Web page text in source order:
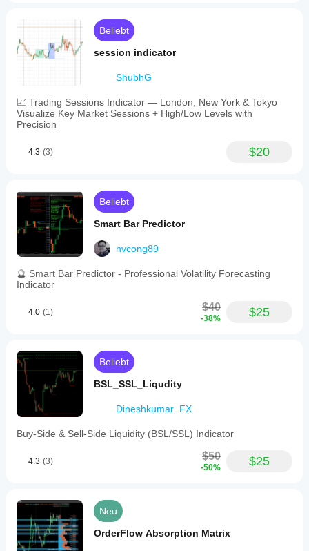
Beliebt
session indicator
ShubhG
📈 Trading Sessions Indicator — London, New York & Tokyo
Visualize Key Market Sessions + High/Low Levels with
Precision
4.3 (3) $20
Beliebt
Smart Bar Predictor
nvcong89
🔮 Smart Bar Predictor - Professional Volatility Forecasting
Indicator
4.0 (1) $40
-38% $25
Beliebt
BSL_SSL_Liqudity
Dineshkumar_FX
Buy-Side & Sell-Side Liquidity (BSL/SSL) Indicator
4.3 (3) $50
-50% $25
Neu
OrderFlow Absorption Matrix